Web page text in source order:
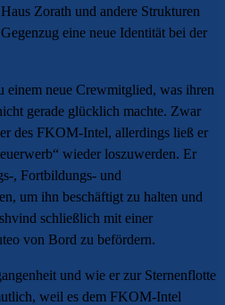
Zorath und andere Strukturen
eine neue Identität bei der
einem neue Crewmitglied, was ihren
gerade glücklich machte. Zwar
des FKOM-Intel, allerdings ließ er
wieder loszuwerden. Er
, Fortbildungs- und
um ihn beschäftigt zu halten und
schließlich mit einer
von Bord zu befördern.
und wie er zur Sternenflotte
weil es dem FKOM-Intel